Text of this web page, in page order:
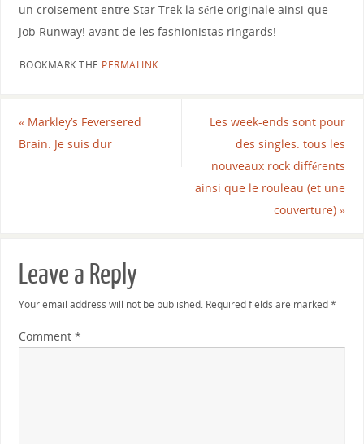
un croisement entre Star Trek la série originale ainsi que
Job Runway! avant de les fashionistas ringards!
BOOKMARK THE PERMALINK.
«Markley’s Feversered
Brain: Je suis dur
Les week-ends sont pour
des singles: tous les
nouveaux rock différents
ainsi que le rouleau (et une
couverture)»
Leave a Reply
Your email address will not be published. Required fields are marked*
Comment *